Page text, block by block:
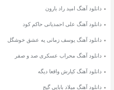
دانلود آهنگ امید راد بارون
دانلود آهنگ علی احمدیانی حاکم کود
دانلود آهنگ یوسف زمانی یه عشق خوشگل
دانلود آهنگ محراب عسکری صد و صفر
دانلود آهنگ کیارش واقعا دیگه
دانلود آهنگ میلاد بابایی گیج